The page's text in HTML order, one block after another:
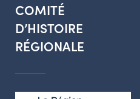
COMITÉ
D’HISTOIRE
RÉGIONALE